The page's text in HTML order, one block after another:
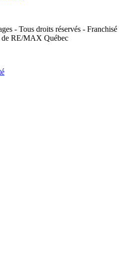
- Tous droits réservés - Franchisé
de RE/MAX Québec